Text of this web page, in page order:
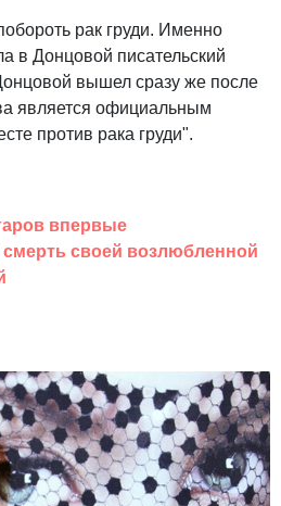
рак груди. Именно
в Донцовой писательский
вышел сразу же после
является официальным
против рака груди".
впервые
своей возлюбленной